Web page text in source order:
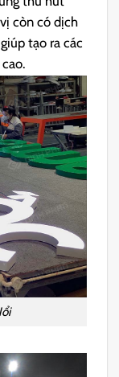
còn có dịch
tạo ra các